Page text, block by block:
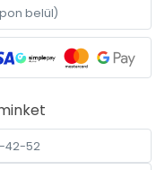
belül)
42-52